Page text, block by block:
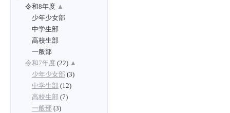
令和8年度 ▲
少年少女部
中学生部
高校生部
一般部
令和7年度 (22) ▲
少年少女部 (3)
中学生部 (12)
高校生部 (7)
一般部 (3)